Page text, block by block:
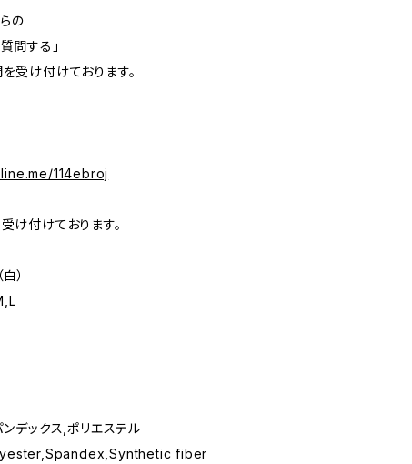
の
問する」
受け付けております。
114ebroj
け付けております。
）
デックス,ポリエステル
fiber